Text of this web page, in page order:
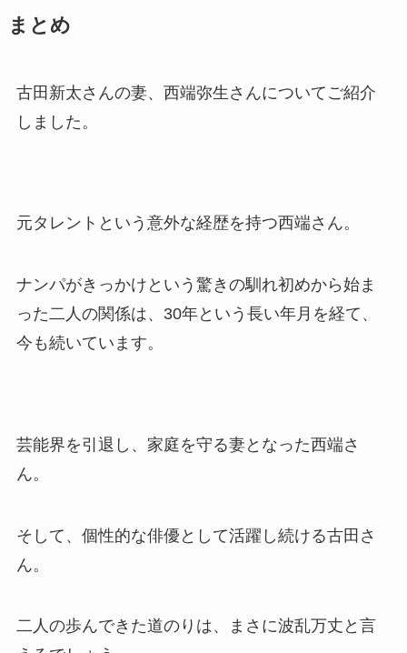
まとめ
古田新太さんの妻、西端弥生さんについてご紹介
しました。
元タレントという意外な経歴を持つ西端さん。
ナンパがきっかけという驚きの馴れ初めから始ま
った二人の関係は、30年という長い年月を経て、
今も続いています。
芸能界を引退し、家庭を守る妻となった西端さ
ん。
そして、個性的な俳優として活躍し続ける古田さ
ん。
二人の歩んできた道のりは、まさに波乱万丈と言